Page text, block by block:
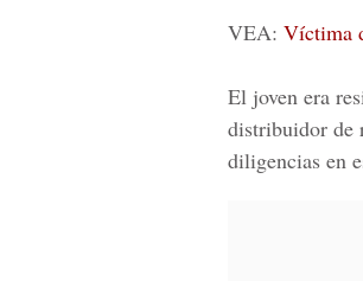
VEA: Víctima
El joven era
distribuidor de
diligencias en